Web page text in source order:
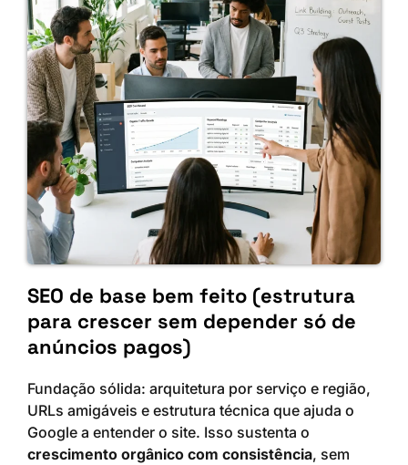
SEO de base bem feito (estrutura
para crescer sem depender só de
anúncios pagos)
Fundação sólida: arquitetura por serviço e região,
URLs amigáveis e estrutura técnica que ajuda o
Google a entender o site. Isso sustenta o
crescimento orgânico com consistência, sem